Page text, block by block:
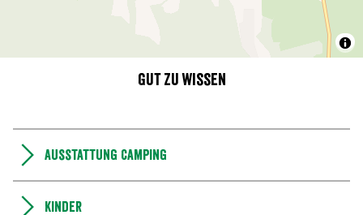
Gut zu wissen
Ausstattung Camping
Kinder